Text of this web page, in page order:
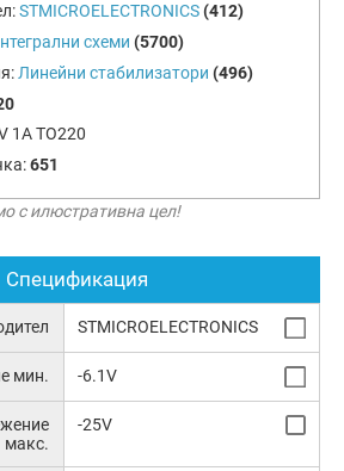
STMICROELECTRONICS(412)
схеми (5700)
Линейни стабилизатори (496)
1A TO220
651
с илюстративна цел!
Спецификация
STMICROELECTRONICS
мин. -6.1V
макс.
-25V